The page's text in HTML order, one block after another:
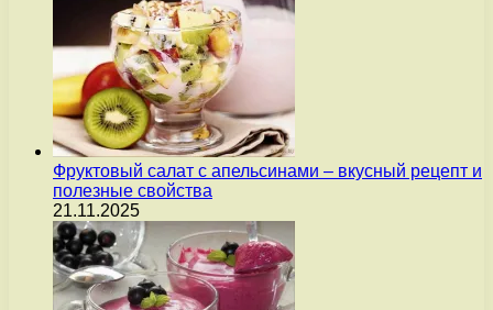
Фруктовый салат с апельсинами – вкусный рецепт и
полезные свойства
21.11.2025